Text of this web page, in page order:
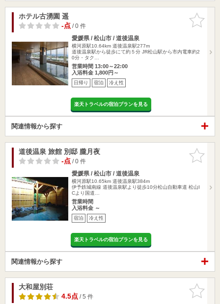
お気に入
りに追加
ホテル古湧園 遥
-点/ 0 件
愛媛県 / 松山市 / 道後温泉
横河原駅10.64km 道後温泉駅277m
道後温泉駅から徒歩にて約５分 JR松山駅から市内電車約2
0分・タク…
営業時間 13:00～22:00
入浴料金 1,800円～
日帰り 宿泊 冷え性
楽天トラベルの宿泊プランを見る
関連情報から探す
お気に入
りに追加
道後温泉 旅館 別邸 朧月夜
-点/ 0 件
愛媛県 / 松山市 / 道後温泉
横河原駅10.65km 道後温泉駅384m
伊予鉄城南線 道後温泉駅より徒歩10分松山自動車道 松山I
Cより国道…
営業時間
入浴料金 ～
宿泊 冷え性
楽天トラベルの宿泊プランを見る
関連情報から探す
お気に入
りに追加
大和屋別荘
4.5点/ 5 件